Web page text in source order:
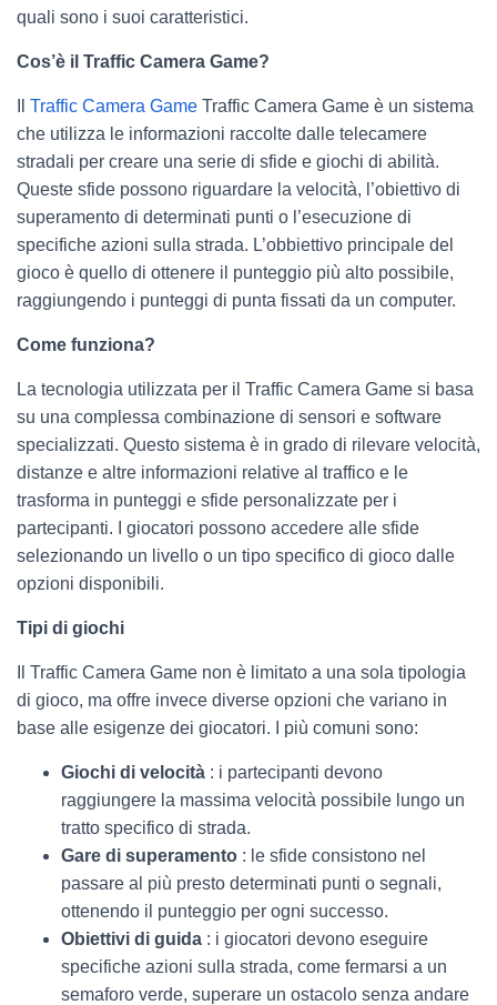
quali sono i suoi caratteristici.
Cos’è il Traffic Camera Game?
Traffic Camera Game Traffic Camera Game è un sistema
che utilizza le informazioni raccolte dalle telecamere
stradali per creare una serie di sfide e giochi di abilità.
Queste sfide possono riguardare la velocità, l’obiettivo di
superamento di determinati punti o l’esecuzione di
specifiche azioni sulla strada. L’obbiettivo principale del
gioco è quello di ottenere il punteggio più alto possibile,
raggiungendo i punteggi di punta fissati da un computer.
Come funziona?
La tecnologia utilizzata per il Traffic Camera Game si basa
su una complessa combinazione di sensori e software
specializzati. Questo sistema è in grado di rilevare velocità,
distanze e altre informazioni relative al traffico e le
trasforma in punteggi e sfide personalizzate per i
partecipanti. I giocatori possono accedere alle sfide
selezionando un livello o un tipo specifico di gioco dalle
opzioni disponibili.
Tipi di giochi
Il Traffic Camera Game non è limitato a una sola tipologia
di gioco, ma offre invece diverse opzioni che variano in
base alle esigenze dei giocatori. I più comuni sono:
Giochi di velocità : i partecipanti devono
raggiungere la massima velocità possibile lungo un
tratto specifico di strada.
Gare di superamento : le sfide consistono nel
passare al più presto determinati punti o segnali,
ottenendo il punteggio per ogni successo.
Obiettivi di guida : i giocatori devono eseguire
specifiche azioni sulla strada, come fermarsi a un
semaforo verde, superare un ostacolo senza andare